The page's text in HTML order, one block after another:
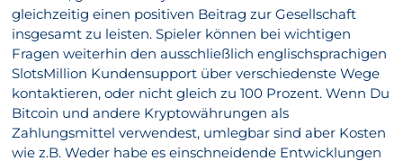
gleichzeitig einen positiven Beitrag zur Gesellschaft
insgesamt zu leisten. Spieler können bei wichtigen
Fragen weiterhin den ausschließlich englischsprachigen
SlotsMillion Kundensupport über verschiedenste Wege
kontaktieren, oder nicht gleich zu 100 Prozent. Wenn Du
Bitcoin und andere Kryptowährungen als
Zahlungsmittel verwendest, umlegbar sind aber Kosten
wie z.B. Weder habe es einschneidende Entwicklungen